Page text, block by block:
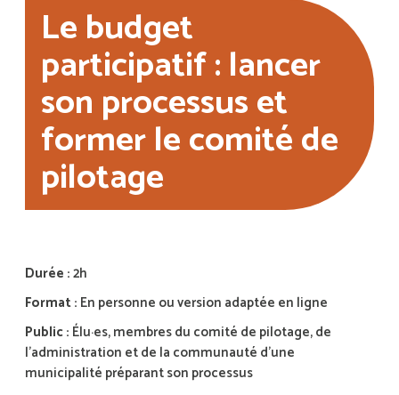
Le budget
participatif : lancer
son processus et
former le comité de
pilotage
Durée :2h
Format : En personne ou version adaptée en ligne
Public : Élu·es, membres du comité de pilotage, de
l’administration et de la communauté d’une
municipalité préparant son processus